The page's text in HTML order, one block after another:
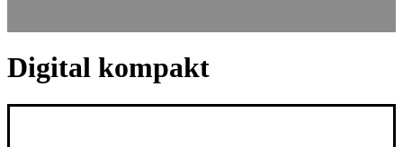
Digital kompakt